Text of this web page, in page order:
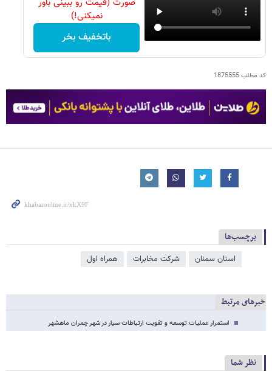
نمیکنی!)
باتخفیف بخر
کد مطلب1875555
برچسب‌ها
استان سمنان شرکت مخابرات همراه اول
خبرهای مرتبط
استمرار عملیات توسعه و تقویت ارتباطات سیار در شهر چمران ماهشهر
نظر شما